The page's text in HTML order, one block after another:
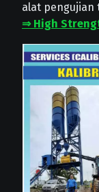
alat pengujian
⇒ High